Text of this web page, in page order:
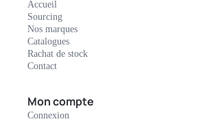
Accueil
Sourcing
Nos marques
Catalogues
Rachat de stock
Contact
Mon compte
Connexion